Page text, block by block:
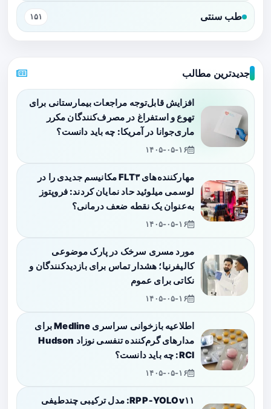
طب سنتی ۱۵۱
جدیدترین مطالب
افزایش قابل‌توجه مراجعات بیمارستانی برای
تهوع و استفراغ در مصرف‌کنندگان مکرر
ماری‌جوانا در آمریکا: چه باید دانست؟
۱۴۰۵-۰۵-۱۶
مهارکننده‌های FLT۳ مکانیسم جدیدی را در
لوسمی میلوئید حاد نمایان کردند: فروپتوز
به‌عنوان یک نقطه ضعف درمانی؟
۱۴۰۵-۰۵-۱۶
مورد مسری سرخک در پارک موضوعی
کالیفرنیا؛ هشدار تماس برای بازدیدکنندگان و
نکاتی برای عموم
۱۴۰۵-۰۵-۱۶
اطلاعیه بازخوانی سراسری Medline برای
مدارهای گرم‌کننده تنفسی نوزاد Hudson
RCI: چه باید دانست؟
۱۴۰۵-۰۵-۱۶
RPP‑YOLOv۱۱: مدل ترکیبی چندطیفی